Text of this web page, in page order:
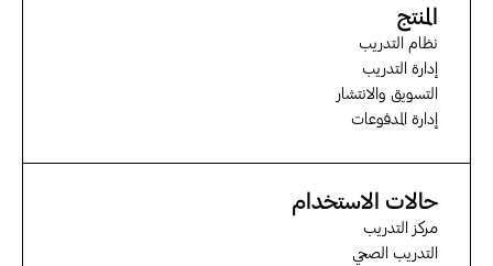
المنتج
نظام التدريب
إدارة التدريب
التسويق والانتشار
إدارة المدفوعات
حالات الاستخدام
مركز التدريب
التدريب الصحي